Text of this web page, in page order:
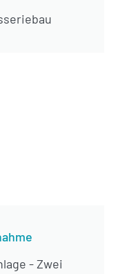
- Zwei